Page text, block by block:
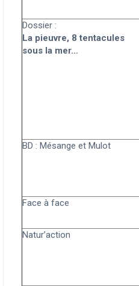
Dossier :
La pieuvre, 8 tentacules
sous la mer…
BD : Mésange et Mulot
Face à face
Natur’action